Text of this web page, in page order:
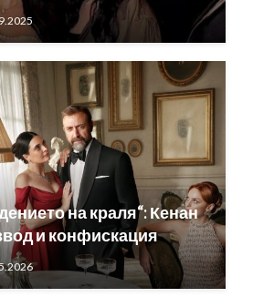
на краля“: Кенан
и конфискация